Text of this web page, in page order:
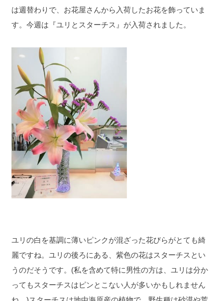
は週替わりで、お花屋さんから入荷したお花を飾っていま
す。今週は『ユリとスターチス』が入荷されました。
ユリの白を基調に薄いピンクが混ざった花びらがとても綺
麗ですね。ユリの後ろにある、紫色の花はスターチスとい
うのだそうです。(私を含めて特に男性の方は、ユリは分か
ってもスターチスはピンとこない人が多いかもしれません